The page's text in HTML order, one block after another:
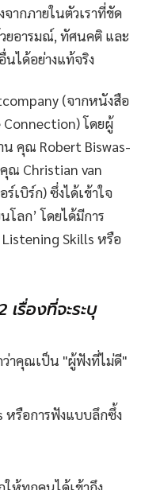
ากภายในตัวเราที่ขัด
วยอารมณ์, ทัศนคติ และ
นได้อย่างแท้จริง
(จากหนังสือ
โดยผู้
น คุณ Robert Biswas-
ณ Christian van
เบิร์ก) ซึ่งได้เข้าใจ
ลก’ โดยได้มีการ
Skills หรือ
รื่องที่จะระบุ
าคุณเป็น "ผู้ฟังที่ไม่ดี"
หรือการฟังแบบลึกซึ้ง
ให้ทุกคนได้เข้าถึง